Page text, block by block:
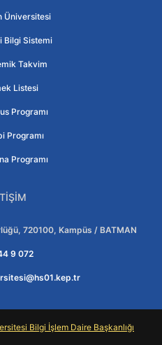
Üniversitesi
Bilgi Sistemi
Takvim
Listesi
Programı
Programı
Programı
720100, Kampüs / BATMAN
9 072
Bilgi İşlem Daire Başkanlığı